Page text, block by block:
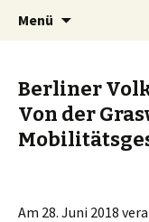
Menü
Berliner
Von der
Am 28. Juni 2018